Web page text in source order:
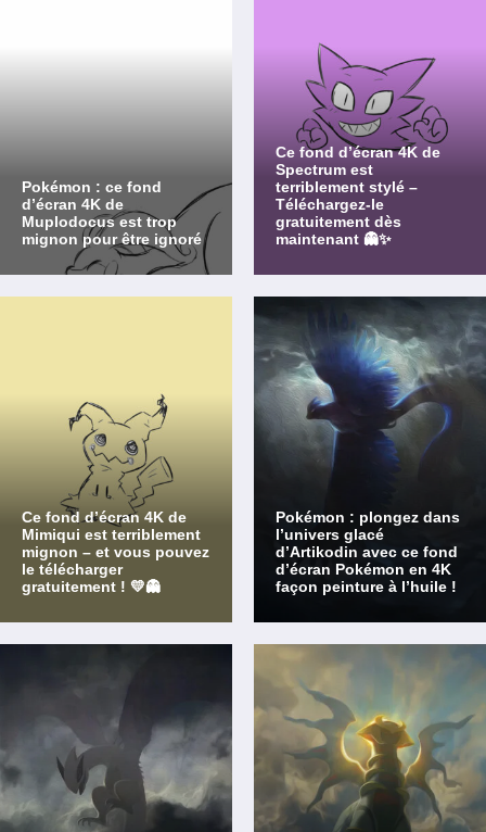
Pokémon : ce fond
d’écran 4K de
Muplodocus est trop
mignon pour être ignoré
Ce fond d’écran 4K de
Spectrum est
terriblement stylé –
Téléchargez-le
gratuitement dès
maintenant 👻✨
Ce fond d’écran 4K de
Mimiqui est terriblement
mignon – et vous pouvez
le télécharger
gratuitement ! 💛👻
Pokémon : plongez dans
l’univers glacé
d’Artikodin avec ce fond
d’écran Pokémon en 4K
façon peinture à l’huile !